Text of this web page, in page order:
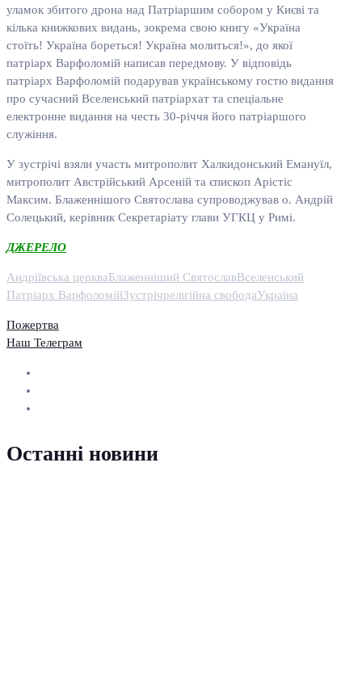
уламок збитого дрона над Патріаршим собором у Києві та
кілька книжкових видань, зокрема свою книгу «Україна
стоїть! Україна бореться! Україна молиться!», до якої
патріарх Варфоломій написав передмову. У відповідь
патріарх Варфоломій подарував українському гостю видання
про сучасний Вселенський патріархат та спеціальне
електронне видання на честь 30-річчя його патріаршого
служіння.
У зустрічі взяли участь митрополит Халкидонський Емануїл,
митрополит Австрійський Арсеній та єпископ Арістіс
Максим. Блаженнішого Святослава супроводжував о. Андрій
Солецький, керівник Секретаріату глави УГКЦ у Римі.
ДЖЕРЕЛО
Андріївська церкваБлаженніший СвятославВселенський
Патріарх ВарфоломійЗустрічрелігійна свободаУкраїна
Пожертва
Наш Телеграм
Останні новини